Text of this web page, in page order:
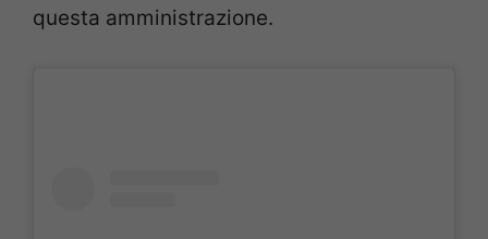
questa amministrazione.